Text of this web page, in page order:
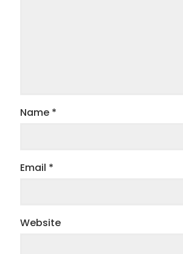
Name *
Email *
Website